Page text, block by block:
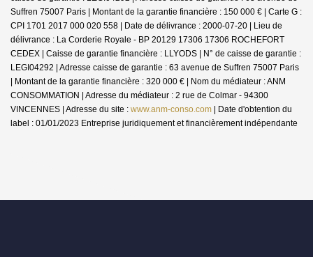
Suffren 75007 Paris | Montant de la garantie financière : 150 000 € | Carte G :
CPI 1701 2017 000 020 558 | Date de délivrance : 2000-07-20 | Lieu de
délivrance : La Corderie Royale - BP 20129 17306 17306 ROCHEFORT
CEDEX | Caisse de garantie financière : LLYODS | N° de caisse de garantie :
LEGI04292 | Adresse caisse de garantie : 63 avenue de Suffren 75007 Paris
| Montant de la garantie financière : 320 000 € | Nom du médiateur : ANM
CONSOMMATION | Adresse du médiateur : 2 rue de Colmar - 94300
VINCENNES | Adresse du site : www.anm-conso.com | Date d'obtention du
label : 01/01/2023 Entreprise juridiquement et financièrement indépendante